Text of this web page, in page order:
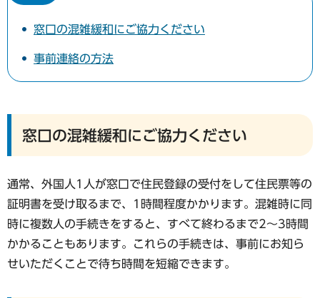
窓口の混雑緩和にご協力ください
事前連絡の方法
窓口の混雑緩和にご協力ください
通常、外国人1人が窓口で住民登録の受付をして住民票等の
証明書を受け取るまで、1時間程度かかります。混雑時に同
時に複数人の手続きをすると、すべて終わるまで2～3時間
かかることもあります。これらの手続きは、事前にお知ら
せいただくことで待ち時間を短縮できます。